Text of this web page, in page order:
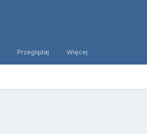
Przeglądaj Więcej